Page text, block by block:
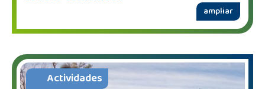
ampliar
Actividades